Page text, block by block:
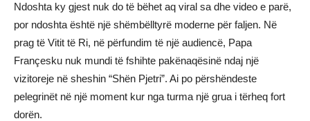
Ndoshta ky gjest nuk do të bëhet aq viral sa dhe video e parë,
por ndoshta është një shëmbëlltyrë moderne për faljen. Në
prag të Vitit të Ri, në përfundim të një audiencë, Papa
Françesku nuk mundi të fshihte pakënaqësinë ndaj një
vizitoreje në sheshin “Shën Pjetri”. Ai po përshëndeste
pelegrinët në një moment kur nga turma një grua i tërheq fort
dorën.